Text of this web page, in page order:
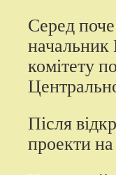
Серед
начальник
комітету
Після
проекти